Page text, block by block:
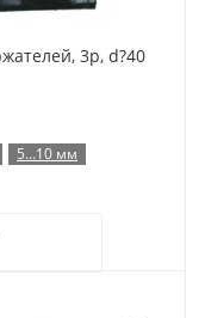
3p, d?40
5…10 мм